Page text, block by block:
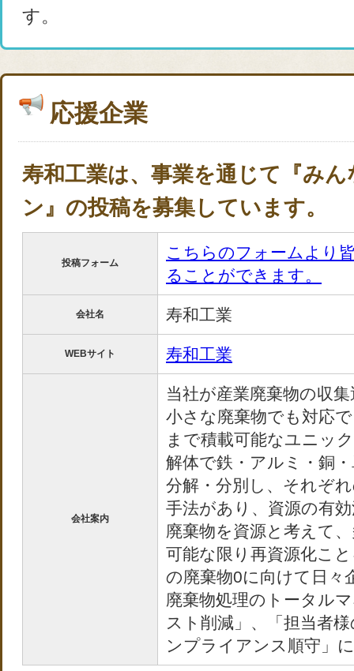
す。
応援企業
寿和工業は、事業を通じて『み
ン』の投稿を募集しています。
投稿フォーム
こちらのフォームより
ることができます。
会社名 寿和工業
WEBサイト 寿和工業
会社案内
当社が産業廃棄物の収
小さな廃棄物でも対応
まで積載可能なユニッ
解体で鉄・アルミ・銅
分解・分別し、それぞ
手法があり、資源の有
廃棄物を資源と考えて
可能な限り再資源化こ
の廃棄物0に向けて日々
廃棄物処理のトータル
スト削減」、「担当者
ンプライアンス順守」